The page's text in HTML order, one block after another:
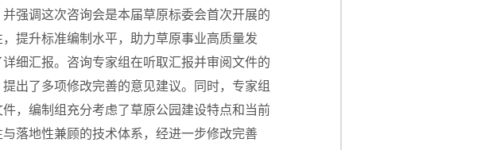
强调这次咨询会是本届草原标委会首次开展的
提升标准编制水平，助力草原事业高质量发
细汇报。咨询专家组在听取汇报并审阅文件的
出了多项修改完善的意见建议。同时，专家组
，编制组充分考虑了草原公园建设特点和当前
落地性兼顾的技术体系，经进一步修改完善